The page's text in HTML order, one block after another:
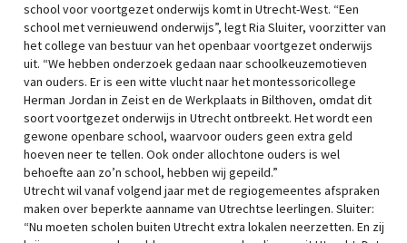
school voor voortgezet onderwijs komt in Utrecht-West. “Een
school met vernieuwend onderwijs”, legt Ria Sluiter, voorzitter van
het college van bestuur van het openbaar voortgezet onderwijs
uit. “We hebben onderzoek gedaan naar schoolkeuzemotieven
van ouders. Er is een witte vlucht naar het montessoricollege
Herman Jordan in Zeist en de Werkplaats in Bilthoven, omdat dit
soort voortgezet onderwijs in Utrecht ontbreekt. Het wordt een
gewone openbare school, waarvoor ouders geen extra geld
hoeven neer te tellen. Ook onder allochtone ouders is wel
behoefte aan zo’n school, hebben wij gepeild.”
Utrecht wil vanaf volgend jaar met de regiogemeentes afspraken
maken over beperkte aanname van Utrechtse leerlingen. Sluiter:
“Nu moeten scholen buiten Utrecht extra lokalen neerzetten. En zij